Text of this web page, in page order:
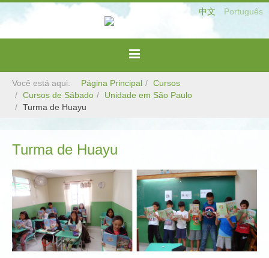
中文 Português
Você está aqui: Página Principal
Cursos
Cursos de Sábado
Unidade em São Paulo
Turma de Huayu
Turma de Huayu